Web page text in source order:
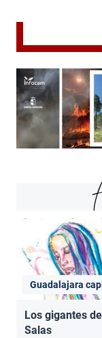
Guadalajara
Los gigantes
Salas